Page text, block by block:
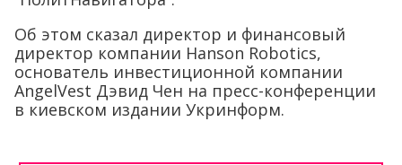
Об этом сказал директор и финансовый
директор компании Hanson Robotics,
основатель инвестиционной компании
AngelVest Дэвид Чен на пресс-конференции
в киевском издании Укринформ.